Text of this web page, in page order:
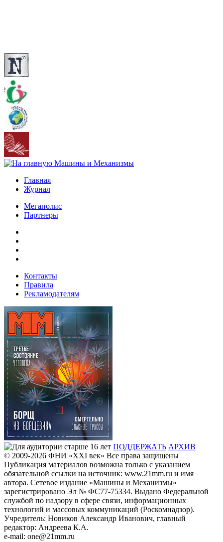
Главная
Журнал
Мегаполис
Партнеры
Контакты
Правила
Рекламодателям
ПОДДЕРЖАТЬ АРХИВ
© 2009-2026 ФHИ «XXI век» Все права защищены
Публикация материалов возможна только с указанием
обязательной ссылки на источник: www.21mm.ru и имя
автора. Сетевое издание «Машины и Механизмы»
зарегистрировано Эл № ФС77-75334. Выдано Федеральной
службой по надзору в сфере связи, информационных
технологий и массовых коммуникаций (Роскомнадзор).
Учредитель: Новиков Александр Иванович, главный
редактор: Андреева К.А.
e-mail: one@21mm.ru